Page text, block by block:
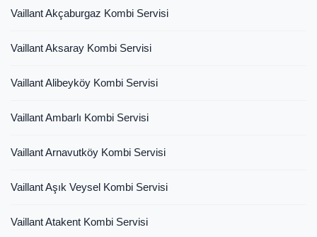
Vaillant Akçaburgaz Kombi Servisi
Vaillant Aksaray Kombi Servisi
Vaillant Alibeyköy Kombi Servisi
Vaillant Ambarlı Kombi Servisi
Vaillant Arnavutköy Kombi Servisi
Vaillant Aşık Veysel Kombi Servisi
Vaillant Atakent Kombi Servisi